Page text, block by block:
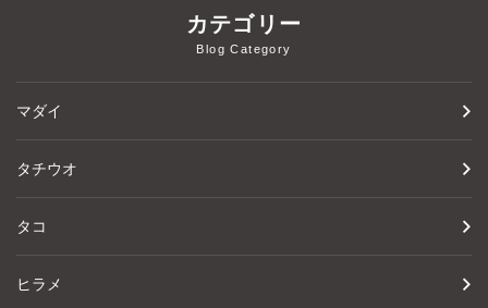
カテゴリー
Blog Category
マダイ
タチウオ
タコ
ヒラメ